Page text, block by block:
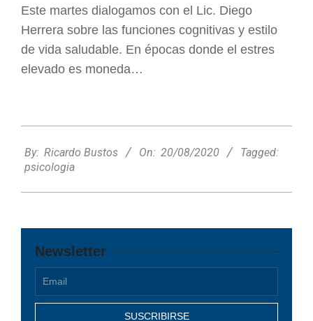
Este martes dialogamos con el Lic. Diego
Herrera sobre las funciones cognitivas y estilo
de vida saludable. En épocas donde el estres
elevado es moneda…
08-
20
By: Ricardo Bustos On: 20/08/2020
Tagged:
psicologia
Newsletter